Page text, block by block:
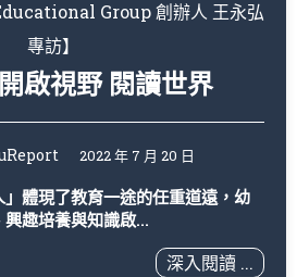
Group 創辦人 王永弘
專訪】
啟視野 閱讀世界
2022 年 7 月 20 日
」體現了教育一途的任重道遠，幼
趣培養與知識啟...
深入閱讀 ...